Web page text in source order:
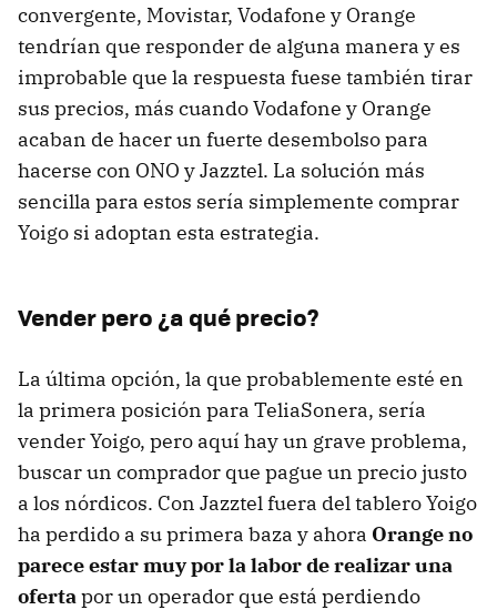
convergente, Movistar, Vodafone y Orange
tendrían que responder de alguna manera y es
improbable que la respuesta fuese también tirar
sus precios, más cuando Vodafone y Orange
acaban de hacer un fuerte desembolso para
hacerse con ONO y Jazztel. La solución más
sencilla para estos sería simplemente comprar
Yoigo si adoptan esta estrategia.
Vender pero ¿a qué precio?
La última opción, la que probablemente esté en
la primera posición para TeliaSonera, sería
vender Yoigo, pero aquí hay un grave problema,
buscar un comprador que pague un precio justo
a los nórdicos. Con Jazztel fuera del tablero Yoigo
ha perdido a su primera baza y ahora Orange no
parece estar muy por la labor de realizar una
ofertapor un operador que está perdiendo